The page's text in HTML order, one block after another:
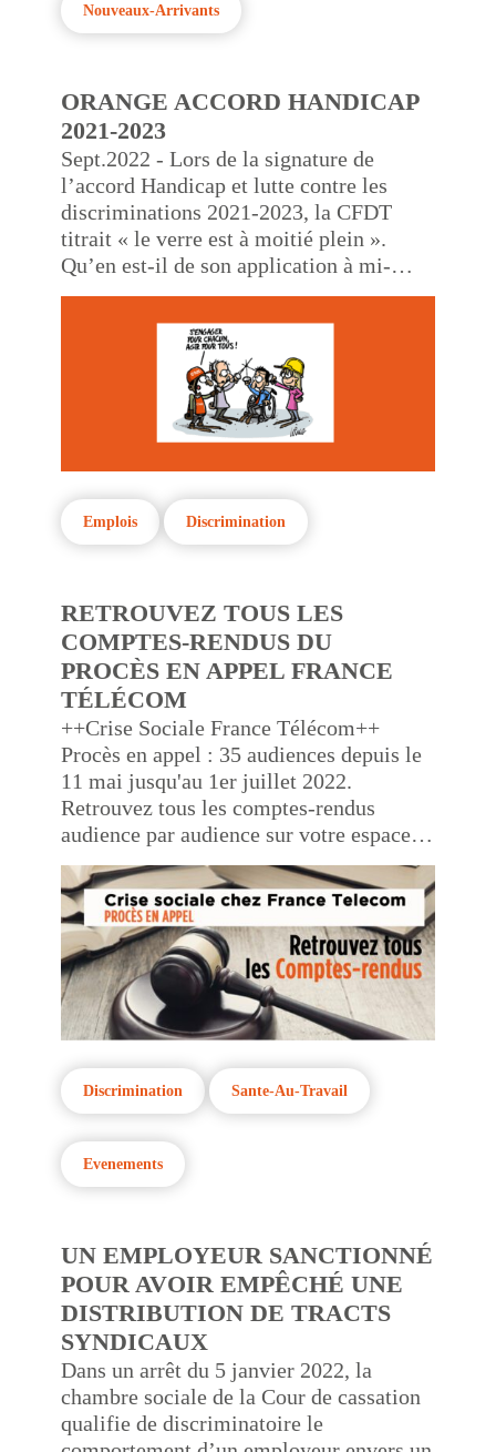
Nouveaux-Arrivants
ORANGE ACCORD HANDICAP
2021-2023
Sept.2022 - Lors de la signature de
l’accord Handicap et lutte contre les
discriminations 2021-2023, la CFDT
titrait « le verre est à moitié plein ».
Qu’en est-il de son application à mi-
mandat ?
Emplois Discrimination
RETROUVEZ TOUS LES
COMPTES-RENDUS DU
PROCÈS EN APPEL FRANCE
TÉLÉCOM
++Crise Sociale France Télécom++
Procès en appel : 35 audiences depuis le
11 mai jusqu'au 1er juillet 2022.
Retrouvez tous les comptes-rendus
audience par audience sur votre espace
"Adhérents" de l'application mobile
CFDT Orange... La marche à suivre en
vidéo...
Discrimination Sante-Au-Travail
Evenements
UN EMPLOYEUR SANCTIONNÉ
POUR AVOIR EMPÊCHÉ UNE
DISTRIBUTION DE TRACTS
SYNDICAUX
Dans un arrêt du 5 janvier 2022, la
chambre sociale de la Cour de cassation
qualifie de discriminatoire le